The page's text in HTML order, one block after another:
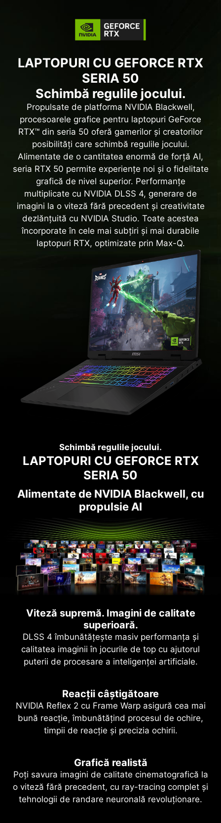
LAPTOPURI CU GEFORCE RTX
SERIA 50
Schimbă regulile jocului.
Propulsate de platforma NVIDIA Blackwell,
procesoarele grafice pentru laptopuri GeForce
RTX™ din seria 50 oferă gamerilor și creatorilor
posibilități care schimbă regulile jocului.
Alimentate de o cantitatea enormă de forță AI,
seria RTX 50 permite experiențe noi și o fidelitate
grafică de nivel superior. Performanțe
multiplicate cu NVIDIA DLSS 4, generare de
imagini la o viteză fără precedent și creativitate
dezlănțuită cu NVIDIA Studio. Toate acestea
încorporate în cele mai subțiri și mai durabile
laptopuri RTX, optimizate prin Max-Q.
Schimbă regulile jocului.
LAPTOPURI CU GEFORCE RTX
SERIA 50
Alimentate de NVIDIA Blackwell, cu
propulsie AI
Viteză supremă. Imagini de calitate
superioară.
DLSS 4 îmbunătățește masiv performanța și
calitatea imaginii în jocurile de top cu ajutorul
puterii de procesare a inteligenței artificiale.
Reacții câștigătoare
NVIDIA Reflex 2 cu Frame Warp asigură cea mai
bună reacție, îmbunătățind procesul de ochire,
timpii de reacție și precizia ochirii.
Grafică realistă
Poți savura imagini de calitate cinematografică la
o viteză fără precedent, cu ray-tracing complet și
tehnologii de randare neuronală revoluționare.